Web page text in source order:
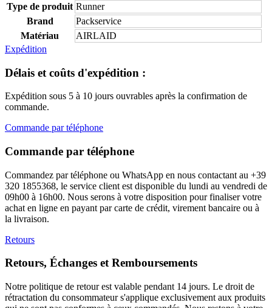
Type de produit Runner
Brand
Packservice
Matériau
AIRLAID
Expédition
Délais et coûts d'expédition :
Expédition sous 5 à 10 jours ouvrables après la confirmation de
commande.
Commande par téléphone
Commande par téléphone
Commandez par téléphone ou WhatsApp en nous contactant au +39
320 1855368, le service client est disponible du lundi au vendredi de
09h00 à 16h00. Nous serons à votre disposition pour finaliser votre
achat en ligne en payant par carte de crédit, virement bancaire ou à
la livraison.
Retours
Retours, Échanges et Remboursements
Notre politique de retour est valable pendant 14 jours. Le droit de
rétractation du consommateur s'applique exclusivement aux produits